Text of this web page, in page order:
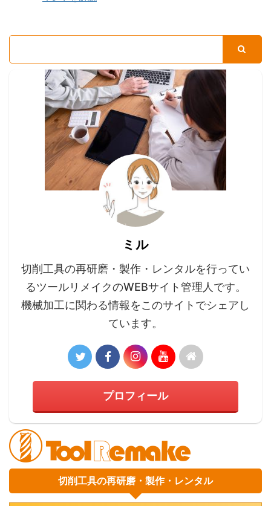
ミル
切削工具の再研磨・製作・レンタルを行ってい
るツールリメイクのWEBサイト管理人です。
機械加工に関わる情報をこのサイトでシェアし
ています。
プロフィール
切削工具の再研磨・製作・レンタル